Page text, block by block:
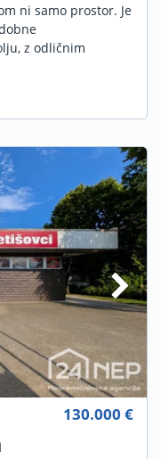
ni samo prostor. Je
z odličnim
130.000 €